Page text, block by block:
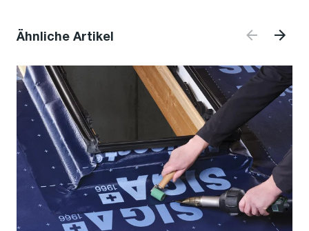
Ähnliche Artikel